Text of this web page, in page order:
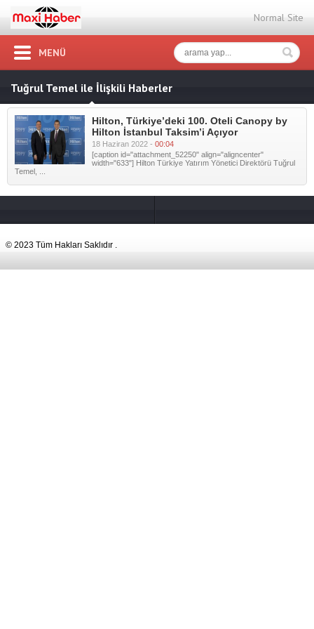
Normal Site
MENÜ
Tuğrul Temel ile İlişkili Haberler
Hilton, Türkiye’deki 100. Oteli Canopy by
Hilton İstanbul Taksim’i Açıyor
18 Haziran 2022 - 00:04
[caption id="attachment_52250" align="aligncenter"
width="633"] Hilton Türkiye Yatırım Yönetici Direktörü Tuğrul
Temel, ...
© 2023 Tüm Hakları Saklıdır .